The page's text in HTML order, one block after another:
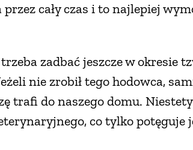
cały czas i to najlepiej
zadbać jeszcze w okresie
nie zrobił tego hodowca,
trafi do naszego domu.
co tylko potęguje